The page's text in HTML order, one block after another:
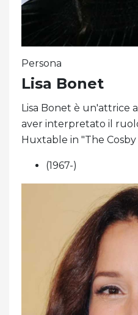
Persona
Lisa Bonet
Lisa Bonet è un'attrice
aver interpretato il
Huxtable in "The Cosby
(1967-)